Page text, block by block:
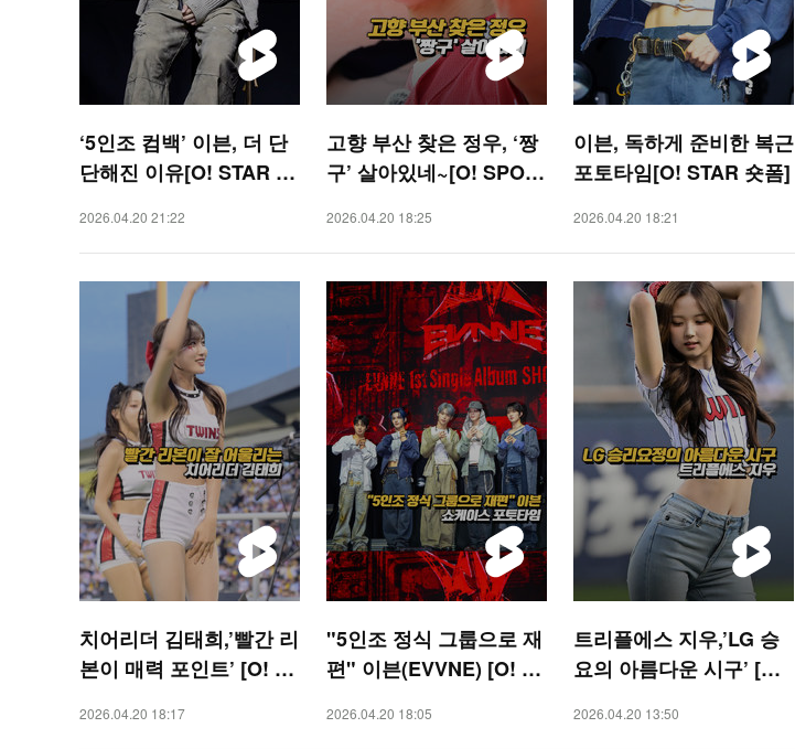
‘5인조 컴백’ 이븐, 더 단
단해진 이유[O! STAR 숏
2026.04.20 21:22
고향 부산 찾은 정우, ‘짱
구’ 살아있네~[O! SPOR
2026.04.20 18:25
이븐, 독하게 준비한 복근
포토타임[O! STAR 숏폼]
2026.04.20 18:21
치어리더 김태희,’빨간 리
본이 매력 포인트’ [O! S
2026.04.20 18:17
"5인조 정식 그룹으로 재
편" 이븐(EVVNE) [O! ST
2026.04.20 18:05
트리플에스 지우,’LG 승
요의 아름다운 시구’ [O!
2026.04.20 13:50